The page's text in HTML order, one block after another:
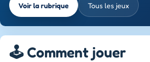
Voir la rubrique Tous les jeux
🕹️ Comment jouer